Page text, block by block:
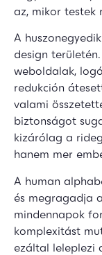
az, mikor testek
A
design
weboldalak,
redukción
valami
biztonságot
kizárólag a
hanem mer
A human
és megragadja
mindennapok
komplexitást
ezáltal leleplezi